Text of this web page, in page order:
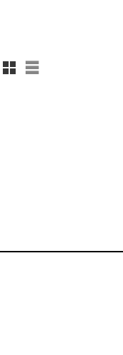
Rutnätsvy
Listvy